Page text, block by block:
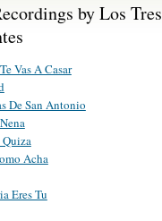
by Los Tres
Vas A Casar
De San Antonio
Quiza
Acha
Eres Tu